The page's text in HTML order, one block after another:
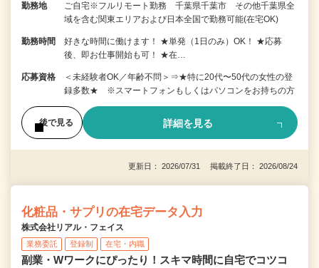
勤務地
ご自宅※フルリモート勤務 千葉県千葉市 その他千葉県全
域を含む関東エリアおよび日本全国で勤務可能(在宅OK)
勤務時間
好きな時間に働けます！ ★単発（1日のみ）OK！ ★応募
後、即お仕事開始も可！ ★在…
応募資格
＜未経験者OK／年齢不問＞⇒★特に20代〜50代の女性の登
録多数★ ※スマートフォンもしくはパソコンをお持ちの方
後で見る 詳細を見る
更新日： 2026/07/31 掲載終了日： 2026/08/24
化粧品・サプリの在宅データ入力
株式会社リアル・フェイス
業務委託 登録制 在宅・内職
副業・Wワークにぴったり！スキマ時間に自宅でコツコ